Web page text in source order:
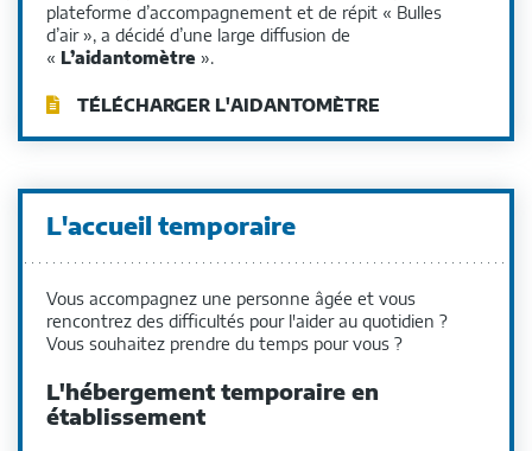
plateforme d’accompagnement et de répit « Bulles
d’air », a décidé d’une large diffusion de
« L’aidantomètre ».
TÉLÉCHARGER L'AIDANTOMÈTRE
L'accueil temporaire
Vous accompagnez une personne âgée et vous
rencontrez des difficultés pour l'aider au quotidien ?
Vous souhaitez prendre du temps pour vous ?
L'hébergement temporaire en
établissement